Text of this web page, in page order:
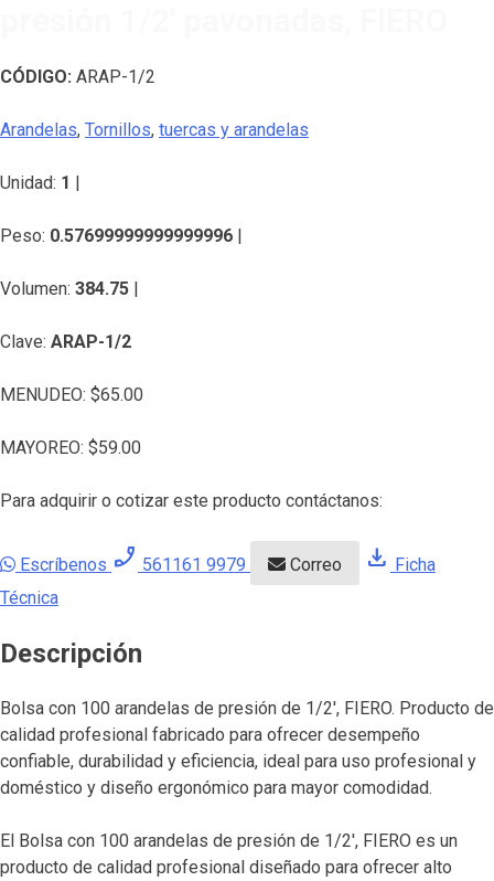
CÓDIGO: ARAP-1/2
Arandelas, Tornillos, tuercas y arandelas
Unidad: 1 |
Peso: 0.57699999999999996 |
Volumen: 384.75 |
Clave: ARAP-1/2
MENUDEO: $65.00
MAYOREO: $59.00
Para adquirir o cotizar este producto contáctanos:
Escríbenos phone_enabled 561161 9979 Correo download Ficha
Técnica
Descripción
Bolsa con 100 arandelas de presión de 1/2′, FIERO. Producto de
calidad profesional fabricado para ofrecer desempeño
confiable, durabilidad y eficiencia, ideal para uso profesional y
doméstico y diseño ergonómico para mayor comodidad.
El Bolsa con 100 arandelas de presión de 1/2′, FIERO es un
producto de calidad profesional diseñado para ofrecer alto